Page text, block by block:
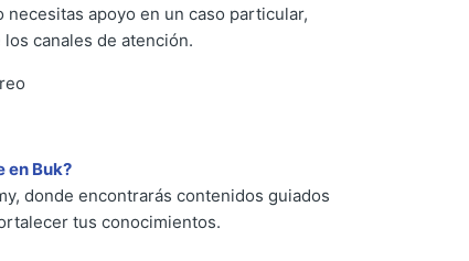
apoyo en un caso particular,
canales de atención.
en Buk?
donde encontrarás contenidos guiados
tus conocimientos.